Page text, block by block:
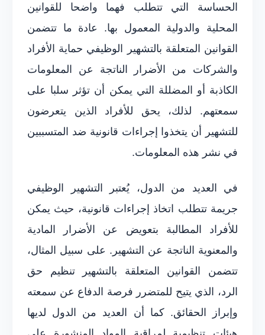
الحساسة التي تتطلب فهما واضحا للقوانين
المحلية والدولية المعمول بها. عادة ما تتضمن
القوانين المتعلقة بالتشهير الوظيفي حماية الأفراد
والشركات من الأضرار الناتجة عن المعلومات
الكاذبة أو المضللة التي يمكن أن تؤثر سلبا على
سمعتهم. لذلك، يحق للأفراد الذين يتعرضون
للتشهير أن يتخذوا إجراءات قانونية ضد المتسببين
في نشر هذه المعلومات.
في العديد من الدول، يُعتبر التشهير الوظيفي
جريمة تتطلب اتخاذ إجراءات قانونية، حيث يمكن
للأفراد المطالبة بتعويض عن الأضرار المادية
والمعنوية الناتجة عن التشهير. على سبيل المثال،
تتضمن القوانين المتعلقة بالتشهير تنظيم حق
الرد، الذي يتيح للمتضرر فرصة الدفاع عن سمعته
وإبراز الحقائق. كما أن العديد من الدول لديها